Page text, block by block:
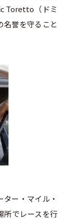
Toretto（ドミ
名誉を守ること
ー・マイル・
所でレースを行